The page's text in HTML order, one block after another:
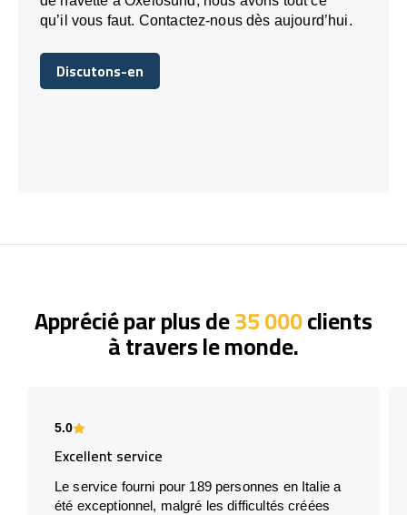
qu’il vous faut. Contactez-nous dès aujourd’hui.
Discutons-en
Discutons-en
Apprécié par plus de35 000clients
à travers le monde.
5.0
Excellent service
Le service fourni pour 189 personnes en Italie a
été exceptionnel, malgré les difficultés créées